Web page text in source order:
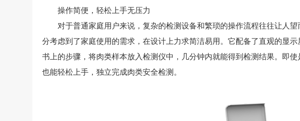
操作简便，轻松上手无压力
对于普通家庭用户来说，复杂的检测设备和繁琐的操作流程往往让人望
分考虑到了家庭使用的需求，在设计上力求简洁易用。它配备了直观的显
书上的步骤，将肉类样本放入检测仪中，几分钟内就能得到检测结果。即
也能轻松上手，独立完成肉类安全检测。